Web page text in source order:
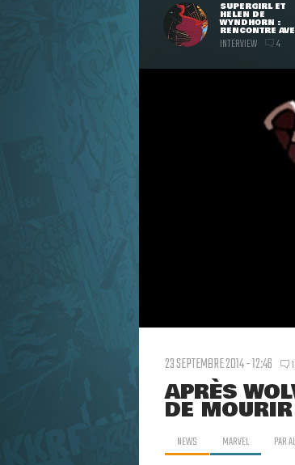
SUPERGIRL ET
HELEN DE
WYNDHORN :
RENCONTRE
INTERVIEW 4
23 SEPTEMBRE 2014 - 12:46
APRÈS
DE
NEWS MARVEL PAR